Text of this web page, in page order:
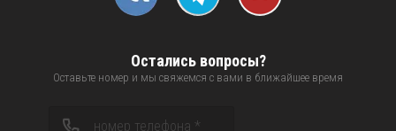
Остались вопросы?
Оставьте номер и мы свяжемся с вами в ближайшее время